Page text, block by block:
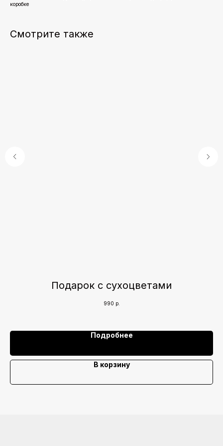
коробке
Смотрите также
Подарок с сухоцветами
990 р.
Подробнее
В корзину